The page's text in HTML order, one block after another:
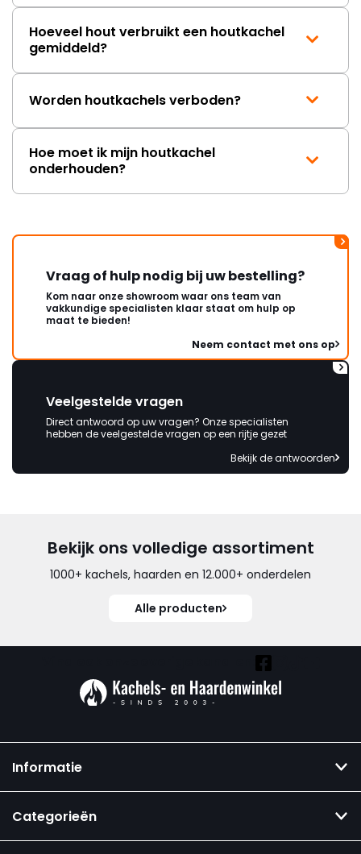
Hoeveel hout verbruikt een houtkachel
gemiddeld?
Worden houtkachels verboden?
Hoe moet ik mijn houtkachel
onderhouden?
Vraag of hulp nodig bij uw bestelling?
Kom naar onze showroom waar ons team van
vakkundige specialisten klaar staat om hulp op
maat te bieden!
Neem contact met ons op
Veelgestelde vragen
Direct antwoord op uw vragen? Onze specialisten
hebben de veelgestelde vragen op een rijtje gezet
Bekijk de antwoorden
Bekijk ons volledige assortiment
1000+ kachels, haarden en 12.000+ onderdelen
Alle producten
Informatie
Categorieën